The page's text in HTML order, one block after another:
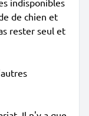
indisponibles
de chien et
rester seul et